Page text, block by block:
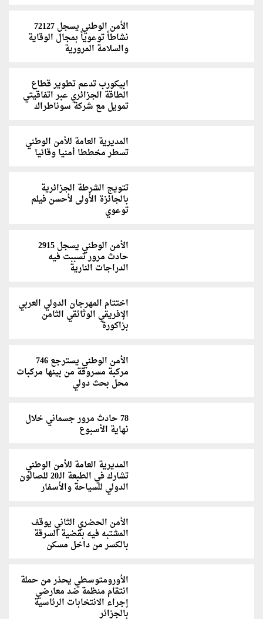
الأمن الوطني يسجل 72127
نشاطاً توعوياً بمجال الوقاية
والسلامة المرورية
ابيكورب تدعم تطوير قطاع
الطاقة الجزائري عبر اتفاقيتي
تمويل مع شركة سوناطراك
المديرية العامة للأمن الوطني
تسطر مخططا أمنيا وقائيا
تتويج الشرطة الجزائرية
بالجائزة الأولى لأحسن فيلم
توعوي
الأمن الوطني يسجل 2915
حادث مرور تسببت فيه
الدراجات النارية
اختتام المهرجان الدولي العربي
الإفريقي الوثائقي الثامن
بزاكورة
الأمن الوطني يسترجع 746
مركبة مسروقة من بينها مركبات
محل بحث دولي
78 حادث مرور جسماني خلال
نهاية الأسبوع
المديرية العامة للأمن الوطني
تشارك في الطبعة الـ20 للصالون
الدولي للسياحة والأسفار
الأمن الحضري الثاني يوقف
المشتبه فيه بقضية السرقة
بالكسر من داخل مسكن
الأورومتوسطي يحذر من حملة
انتقام منظمة ضد معارضي
إجراء الانتخابات الرئاسية
بالجزائر